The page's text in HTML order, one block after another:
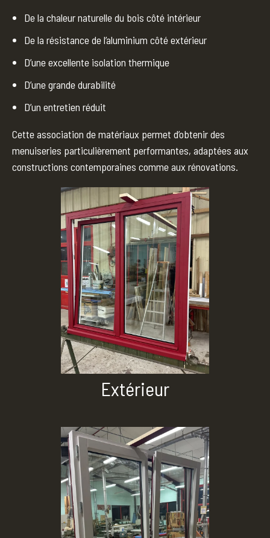
De la chaleur naturelle du bois côté intérieur
De la résistance de l’aluminium côté extérieur
D’une excellente isolation thermique
D’une grande durabilité
D’un entretien réduit
Cette association de matériaux permet d’obtenir des
menuiseries particulièrement performantes, adaptées aux
constructions contemporaines comme aux rénovations.
Extérieur